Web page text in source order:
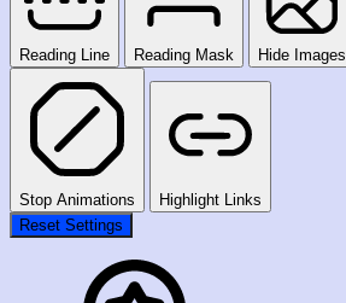
Reading Line Reading Mask Hide Images
Stop Animations
Highlight Links
Reset Settings